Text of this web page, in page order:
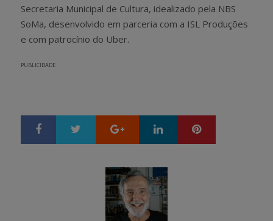
Secretaria Municipal de Cultura, idealizado pela NBS
SoMa, desenvolvido em parceria com a ISL Produções
e com patrocínio do Uber.
PUBLICIDADE
Google+ LinkedIn